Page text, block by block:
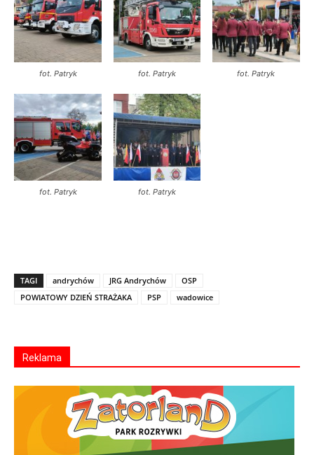
fot. Patryk fot. Patryk fot. Patryk
fot. Patryk fot. Patryk
TAGI andrychów JRG Andrychów
OSP
POWIATOWY DZIEŃ STRAŻAKA
PSP wadowice
Reklama